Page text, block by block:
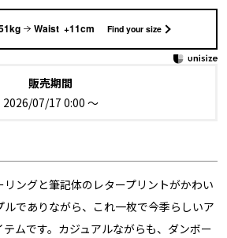
Waist +11cm Find your size
販売期間
2026/07/17 0:00 〜
リングと筆記体のレタープリントがかわい
でありながら、これ一枚で今季らしいア
ムです。カジュアルながらも、ダンボー